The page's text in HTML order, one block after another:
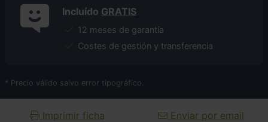
Incluído GRATIS
12 meses de garantía
Costes de gestión y transferencia
* Precio válido salvo error tipográfico.
Imprimir ficha Enviar por email